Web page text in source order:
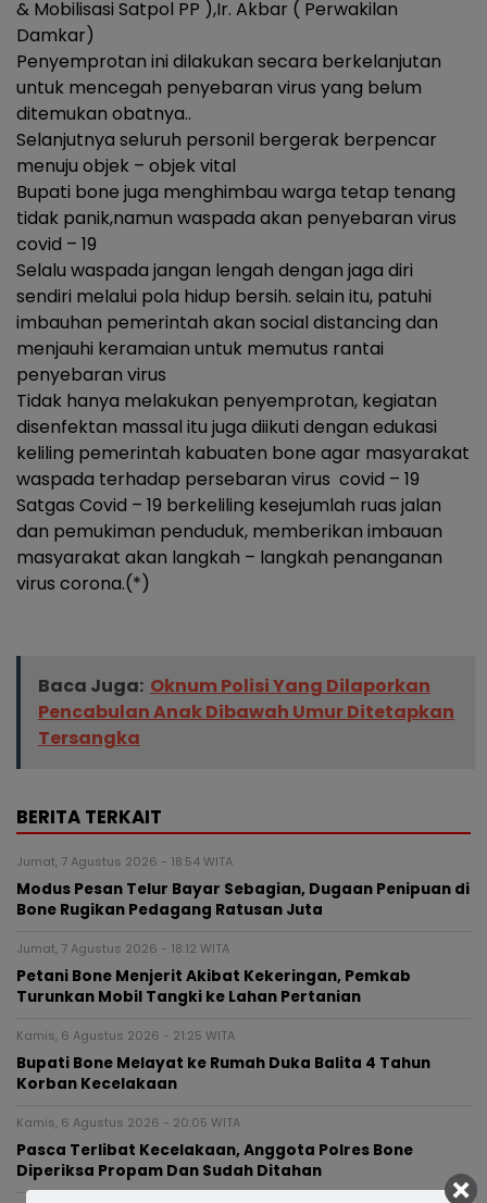
& Mobilisasi Satpol PP ),Ir. Akbar ( Perwakilan
Damkar)
Penyemprotan ini dilakukan secara berkelanjutan
untuk mencegah penyebaran virus yang belum
ditemukan obatnya..
Selanjutnya seluruh personil bergerak berpencar
menuju objek – objek vital
Bupati bone juga menghimbau warga tetap tenang
tidak panik,namun waspada akan penyebaran virus
covid – 19
Selalu waspada jangan lengah dengan jaga diri
sendiri melalui pola hidup bersih. selain itu, patuhi
imbauhan pemerintah akan social distancing dan
menjauhi keramaian untuk memutus rantai
penyebaran virus
Tidak hanya melakukan penyemprotan, kegiatan
disenfektan massal itu juga diikuti dengan edukasi
keliling pemerintah kabuaten bone agar masyarakat
waspada terhadap persebaran virus covid – 19
Satgas Covid – 19 berkeliling kesejumlah ruas jalan
dan pemukiman penduduk, memberikan imbauan
masyarakat akan langkah – langkah penanganan
virus corona.(*)
Baca Juga: Oknum Polisi Yang Dilaporkan
Pencabulan Anak Dibawah Umur Ditetapkan
Tersangka
BERITA TERKAIT
Jumat, 7 Agustus 2026 - 18:54 WITA
Modus Pesan Telur Bayar Sebagian, Dugaan Penipuan di
Bone Rugikan Pedagang Ratusan Juta
Jumat, 7 Agustus 2026 - 18:12 WITA
Petani Bone Menjerit Akibat Kekeringan, Pemkab
Turunkan Mobil Tangki ke Lahan Pertanian
Kamis, 6 Agustus 2026 - 21:25 WITA
Bupati Bone Melayat ke Rumah Duka Balita 4 Tahun
Korban Kecelakaan
Kamis, 6 Agustus 2026 - 20:05 WITA
Pasca Terlibat Kecelakaan, Anggota Polres Bone
Diperiksa Propam Dan Sudah Ditahan